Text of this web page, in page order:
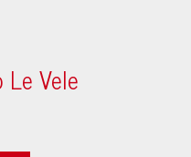
Vele